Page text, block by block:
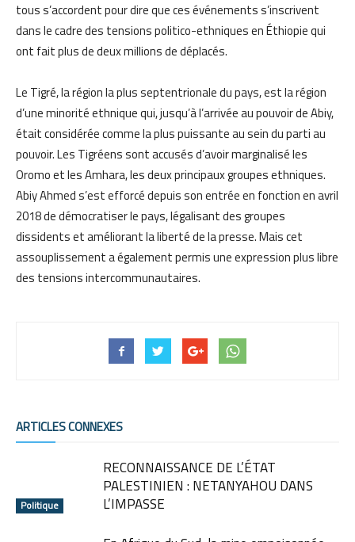
tous s’accordent pour dire que ces événements s’inscrivent
dans le cadre des tensions politico-ethniques en Éthiopie qui
ont fait plus de deux millions de déplacés.
Le Tigré, la région la plus septentrionale du pays, est la région
d’une minorité ethnique qui, jusqu’à l’arrivée au pouvoir de Abiy,
était considérée comme la plus puissante au sein du parti au
pouvoir. Les Tigréens sont accusés d’avoir marginalisé les
Oromo et les Amhara, les deux principaux groupes ethniques.
Abiy Ahmed s’est efforcé depuis son entrée en fonction en avril
2018 de démocratiser le pays, légalisant des groupes
dissidents et améliorant la liberté de la presse. Mais cet
assouplissement a également permis une expression plus libre
des tensions intercommunautaires.
ARTICLES CONNEXES
Politique
RECONNAISSANCE DE L’ÉTAT
PALESTINIEN : NETANYAHOU DANS
L’IMPASSE